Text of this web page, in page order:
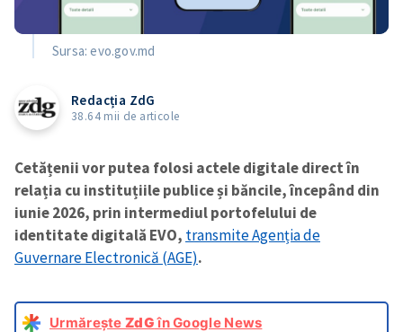
Sursa: evo.gov.md
Redacția ZdG
38.64 mii de articole
Cetățenii vor putea folosi actele digitale direct în
relația cu instituțiile publice și băncile, începând din
iunie 2026, prin intermediul portofelului de
identitate digitală EVO, transmite Agenția de
Guvernare Electronică (AGE).
Urmărește ZdGîn Google News